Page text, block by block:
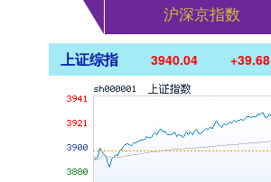
沪深京指数
上证综指 3940.04 +39.68